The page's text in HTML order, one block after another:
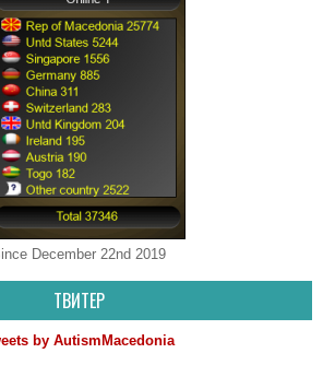
December 22nd 2019
ТВИТЕР
by AutismMacedonia